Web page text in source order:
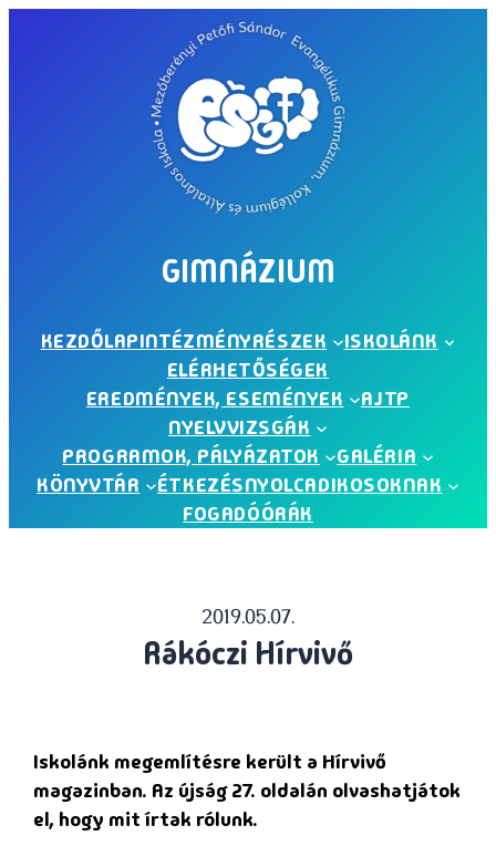
GIMNÁZIUM
KEZDŐLAPINTÉZMÉNYRÉSZEK
ISKOLÁNK
ELÉRHETŐSÉGEK
EREDMÉNYEK, ESEMÉNYEK
AJTP
NYELVVIZSGÁK
PROGRAMOK, PÁLYÁZATOK
GALÉRIA
KÖNYVTÁR
ÉTKEZÉSNYOLCADIKOSOKNAK
FOGADÓÓRÁK
2019.05.07.
Rákóczi Hírvivő
Iskolánk megemlítésre került a Hírvivő
magazinban. Az újság 27. oldalán olvashatjátok
el, hogy mit írtak rólunk.